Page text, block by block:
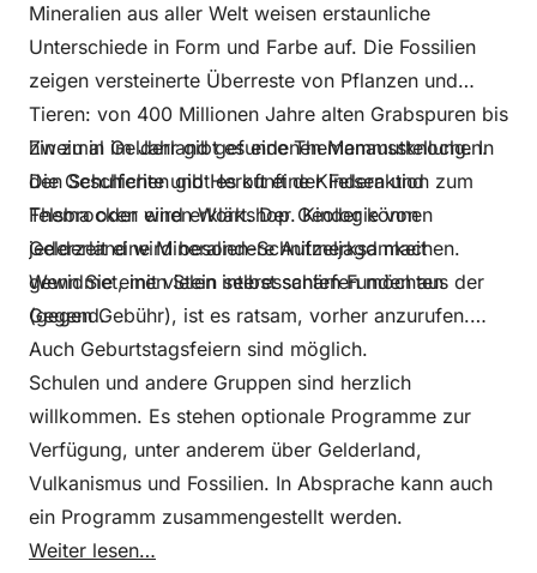
Mineralien aus aller Welt weisen erstaunliche
Unterschiede in Form und Farbe auf. Die Fossilien
zeigen versteinerte Überreste von Pflanzen und
Tieren: von 400 Millionen Jahre alten Grabspuren bis
hin zu in Gelderland gefundenen Mammutknochen.
Die Geschichte und Herkunft der Felsen und
Felsbrocken wird erklärt. Der Geologie von
Gelderland wird besondere Aufmerksamkeit
gewidmet, mit vielen interessanten Funden aus der
Gegend.
Zweimal im Jahr gibt es eine Themenausstellung. In
den Schulferien gibt es oft eine Kinderaktion zum
Thema oder einen Workshop. Kinder können
jederzeit eine Mineralien-Schnitzeljagd machen.
Wenn Sie einen Stein selbst schärfen möchten
(gegen Gebühr), ist es ratsam, vorher anzurufen.
Auch Geburtstagsfeiern sind möglich.
Schulen und andere Gruppen sind herzlich
willkommen. Es stehen optionale Programme zur
Verfügung, unter anderem über Gelderland,
Vulkanismus und Fossilien. In Absprache kann auch
ein Programm zusammengestellt werden.
Weiter lesen…